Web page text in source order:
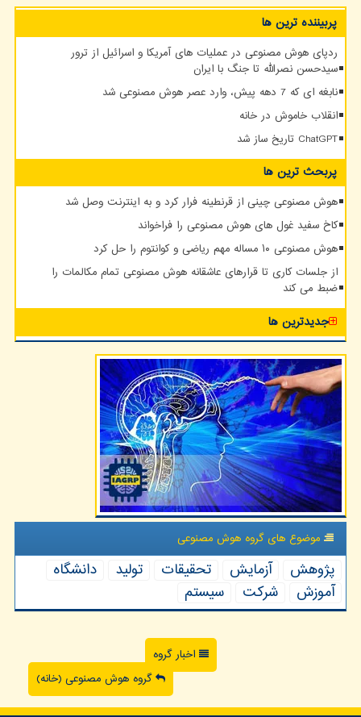
پربیننده ترین ها
ردپای هوش مصنوعی در عملیات های آمریکا و اسرائیل از ترور
سیدحسن نصرالله تا جنگ با ایران
نابغه ای که 7 دهه پیش، وارد عصر هوش مصنوعی شد
انقلاب خاموش در خانه
ChatGPT تاریخ ساز شد
پربحث ترین ها
هوش مصنوعی چینی از قرنطینه فرار کرد و به اینترنت وصل شد
کاخ سفید غول های هوش مصنوعی را فراخواند
هوش مصنوعی ۱۰ مساله مهم ریاضی و کوانتوم را حل کرد
از جلسات کاری تا قرارهای عاشقانه هوش مصنوعی تمام مکالمات را
ضبط می کند
جدیدترین ها
موضوع های گروه هوش مصنوعی
پژوهش آزمایش تحقیقات تولید
دانشگاه
آموزش
شركت سیستم
اخبار گروه
گروه هوش مصنوعی (خانه)